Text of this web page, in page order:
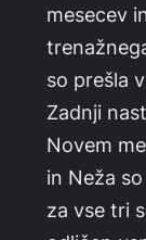
mesecev
so prešla
Zadnji
Novem
in Neža
za vse tri